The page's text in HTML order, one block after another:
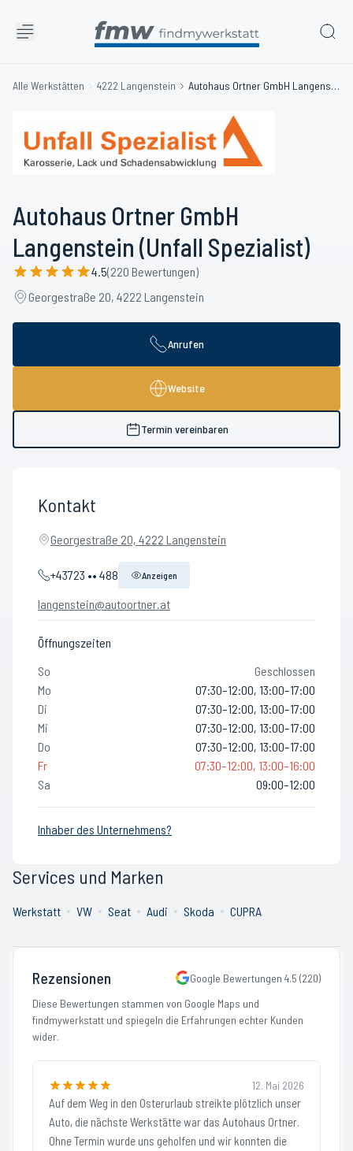
Alle Werkstätten 4222 Langenstein Autohaus Ortner GmbH Langenstein (Unfall Spezialist)
Autohaus Ortner GmbH
Langenstein (Unfall Spezialist)
4.5(220 Bewertungen)
Georgestraße 20, 4222 Langenstein
Anrufen
Website
Termin vereinbaren
Kontakt
Georgestraße 20, 4222 Langenstein
+43723 •• 488 Anzeigen
langenstein@autoortner.at
Öffnungszeiten
So
Geschlossen
Mo
07:30–12:00, 13:00–17:00
Di
07:30–12:00, 13:00–17:00
Mi
07:30–12:00, 13:00–17:00
Do
07:30–12:00, 13:00–17:00
Fr
07:30–12:00, 13:00–16:00
Sa
09:00–12:00
Inhaber des Unternehmens?
Services und Marken
Werkstatt VW Seat Audi Skoda CUPRA
Rezensionen Google Bewertungen 4.5 (220)
Diese Bewertungen stammen von Google Maps und
findmywerkstatt und spiegeln die Erfahrungen echter Kunden
wider.
12. Mai 2026
Auf dem Weg in den Osterurlaub streikte plötzlich unser
Auto, die nächste Werkstätte war das Autohaus Ortner.
Ohne Termin wurde uns geholfen und wir konnten die